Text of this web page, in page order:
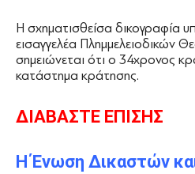
Η σχηματισθείσα δικογραφία
εισαγγελέα Πλημμελειοδικών
σημειώνεται ότι ο 34χρονος
κατάστημα κράτησης.
ΔΙΑΒΑΣΤΕ ΕΠΙΣΗΣ
Η Ένωση Δικαστών